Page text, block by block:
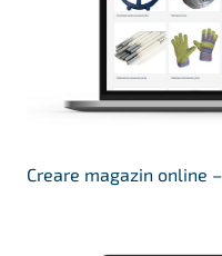
Creare magazin online –